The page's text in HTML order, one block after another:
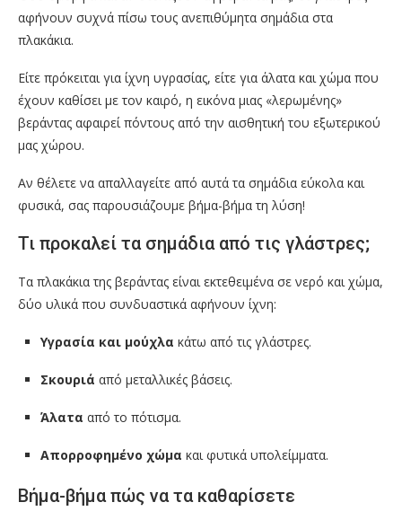
αφήνουν συχνά πίσω τους ανεπιθύμητα σημάδια στα
πλακάκια.
Είτε πρόκειται για ίχνη υγρασίας, είτε για άλατα και χώμα που
έχουν καθίσει με τον καιρό, η εικόνα μιας «λερωμένης»
βεράντας αφαιρεί πόντους από την αισθητική του εξωτερικού
μας χώρου.
Αν θέλετε να απαλλαγείτε από αυτά τα σημάδια εύκολα και
φυσικά, σας παρουσιάζουμε βήμα-βήμα τη λύση!
Τι προκαλεί τα σημάδια από τις γλάστρες;
Τα πλακάκια της βεράντας είναι εκτεθειμένα σε νερό και χώμα,
δύο υλικά που συνδυαστικά αφήνουν ίχνη:
Υγρασία και μούχλα κάτω από τις γλάστρες.
Σκουριά από μεταλλικές βάσεις.
Άλατα από το πότισμα.
Απορροφημένο χώμα και φυτικά υπολείμματα.
Βήμα-βήμα πώς να τα καθαρίσετε